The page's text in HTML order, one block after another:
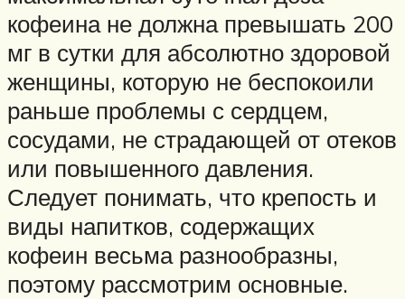
кофеина не должна превышать 200
мг в сутки для абсолютно здоровой
женщины, которую не беспокоили
раньше проблемы с сердцем,
сосудами, не страдающей от отеков
или повышенного давления.
Следует понимать, что крепость и
виды напитков, содержащих
кофеин весьма разнообразны,
поэтому рассмотрим основные.